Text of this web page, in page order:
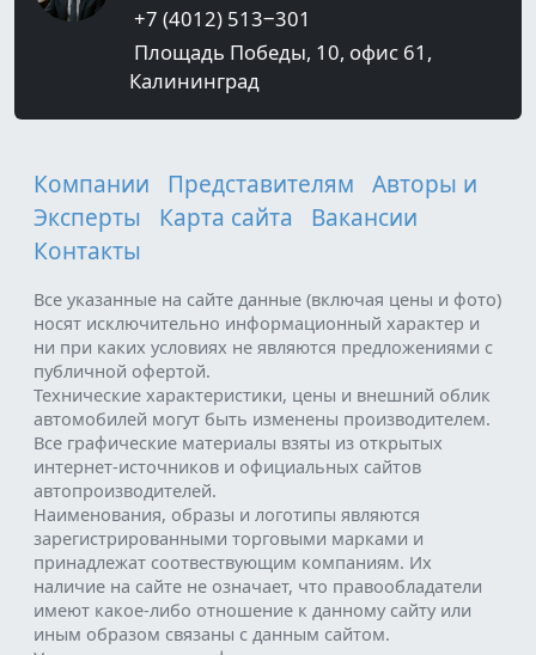
+7 (4012) 513‒301
Площадь Победы, 10, офис 61,
Калининград
Компании Представителям
Авторы и
Эксперты
Карта сайта
Вакансии
Контакты
Все указанные на сайте данные (включая цены и фото)
носят исключительно информационный характер и
ни при каких условиях не являются предложениями с
публичной офертой.
Технические характеристики, цены и внешний облик
автомобилей могут быть изменены производителем.
Все графические материалы взяты из открытых
интернет-источников и официальных сайтов
автопроизводителей.
Наименования, образы и логотипы являются
зарегистрированными торговыми марками и
принадлежат соотвествующим компаниям. Их
наличие на сайте не означает, что правообладатели
имеют какое-либо отношение к данному сайту или
иным образом связаны с данным сайтом.